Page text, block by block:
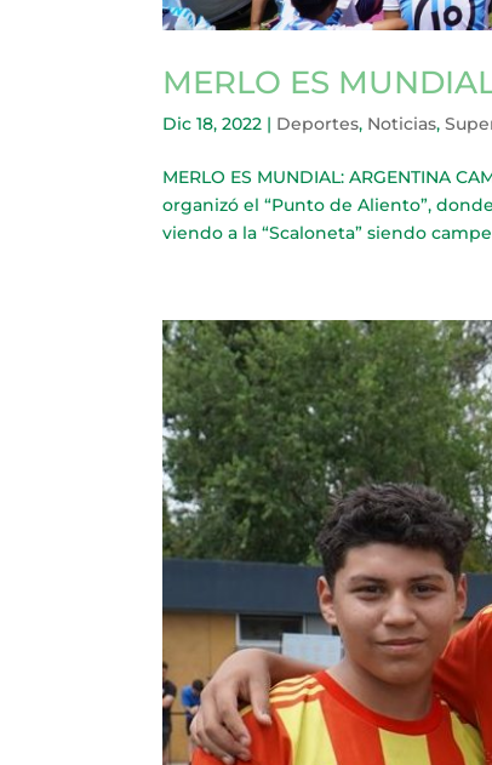
MERLO ES
Dic 18, 2022 | Deportes, Noticias,
MERLO ES MUNDIAL: ARGENTINA
organizó el “Punto de Aliento”,
viendo a la “Scaloneta” siendo